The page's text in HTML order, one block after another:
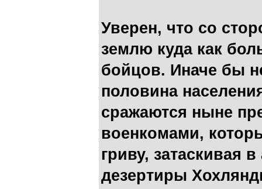
Уверен, что со
землю куда как
бойцов. Иначе бы
половина
сражаются ныне
военкомами,
гриву, затаскивая
дезертиры